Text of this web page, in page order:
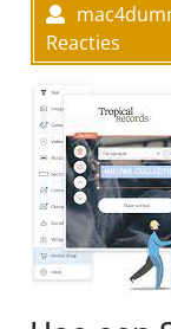
Reacties